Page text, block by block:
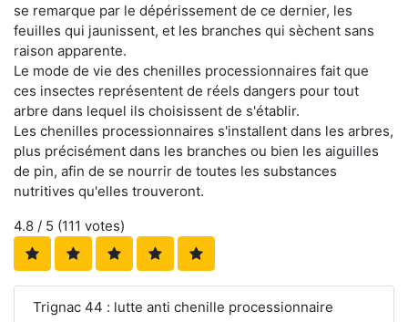
se remarque par le dépérissement de ce dernier, les
feuilles qui jaunissent, et les branches qui sèchent sans
raison apparente.
Le mode de vie des chenilles processionnaires fait que
ces insectes représentent de réels dangers pour tout
arbre dans lequel ils choisissent de s'établir.
Les chenilles processionnaires s'installent dans les arbres,
plus précisément dans les branches ou bien les aiguilles
de pin, afin de se nourrir de toutes les substances
nutritives qu'elles trouveront.
4.8 / 5 (111 votes)
Trignac 44 : lutte anti chenille processionnaire